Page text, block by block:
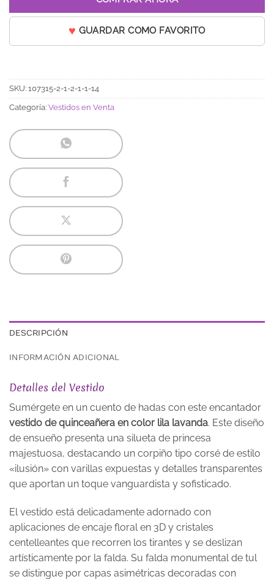
GUARDAR COMO FAVORITO
SKU: 107315-2-1-2-1-1-14
Categoría: Vestidos en Venta
DESCRIPCIÓN
INFORMACIÓN ADICIONAL
Detalles del Vestido
Sumérgete en un cuento de hadas con este encantador
vestido de quinceañera en color lila lavanda. Este diseño
de ensueño presenta una silueta de princesa
majestuosa, destacando un corpiño tipo corsé de estilo
«ilusión» con varillas expuestas y detalles transparentes
que aportan un toque vanguardista y sofisticado.
El vestido está delicadamente adornado con
aplicaciones de encaje floral en 3D y cristales
centelleantes que recorren los tirantes y se deslizan
artísticamente por la falda. Su falda monumental de tul
se distingue por capas asimétricas decoradas con